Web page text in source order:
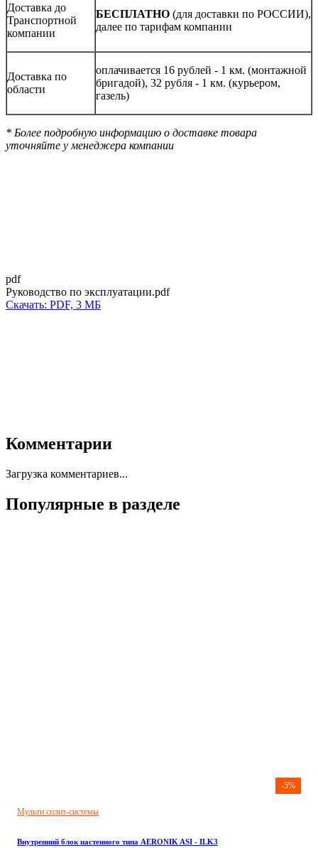
Доставка до
Транспортной
компании
БЕСПЛАТНО (для доставки по РОССИИ),
далее по тарифам компании
Доставка по
области
оплачивается 16 рублей - 1 км. (монтажной
бригадой), 32 рубля - 1 км. (курьером,
газель)
* Более подробную информацию о доставке товара
уточняйте у менеджера компании
pdf
Руководство по эксплуатации.pdf
Скачать: PDF, 3 МБ
Комментарии
Загрузка комментариев...
Популярные в разделе
-5%
Мульти сплит-системы
Внутренний блок настенного типа AERONIK ASI - ILK3